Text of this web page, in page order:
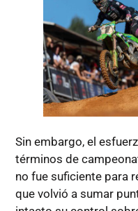
Sin embargo, el
términos de
no fue suficiente para
que volvió a sumar